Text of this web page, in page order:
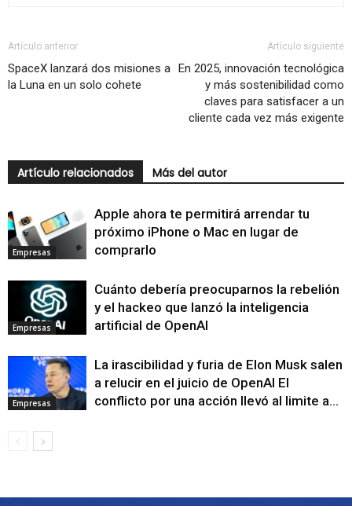
Artículo anterior
SpaceX lanzará dos misiones a
la Luna en un solo cohete
Artículo siguiente
En 2025, innovación tecnológica
y más sostenibilidad como
claves para satisfacer a un
cliente cada vez más exigente
Artículo relacionados Más del autor
Empresas
Apple ahora te permitirá arrendar tu
próximo iPhone o Mac en lugar de
comprarlo
Empresas
Cuánto debería preocuparnos la rebelión
y el hackeo que lanzó la inteligencia
artificial de OpenAI
Empresas
La irascibilidad y furia de Elon Musk salen
a relucir en el juicio de OpenAI El
conflicto por una acción llevó al limite a...